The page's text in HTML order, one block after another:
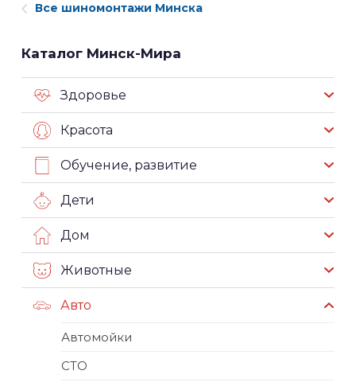
Все шиномонтажи Минска
Каталог Минск-Мира
Здоровье
Красота
Обучение, развитие
Дети
Дом
Животные
Авто
Автомойки
СТО